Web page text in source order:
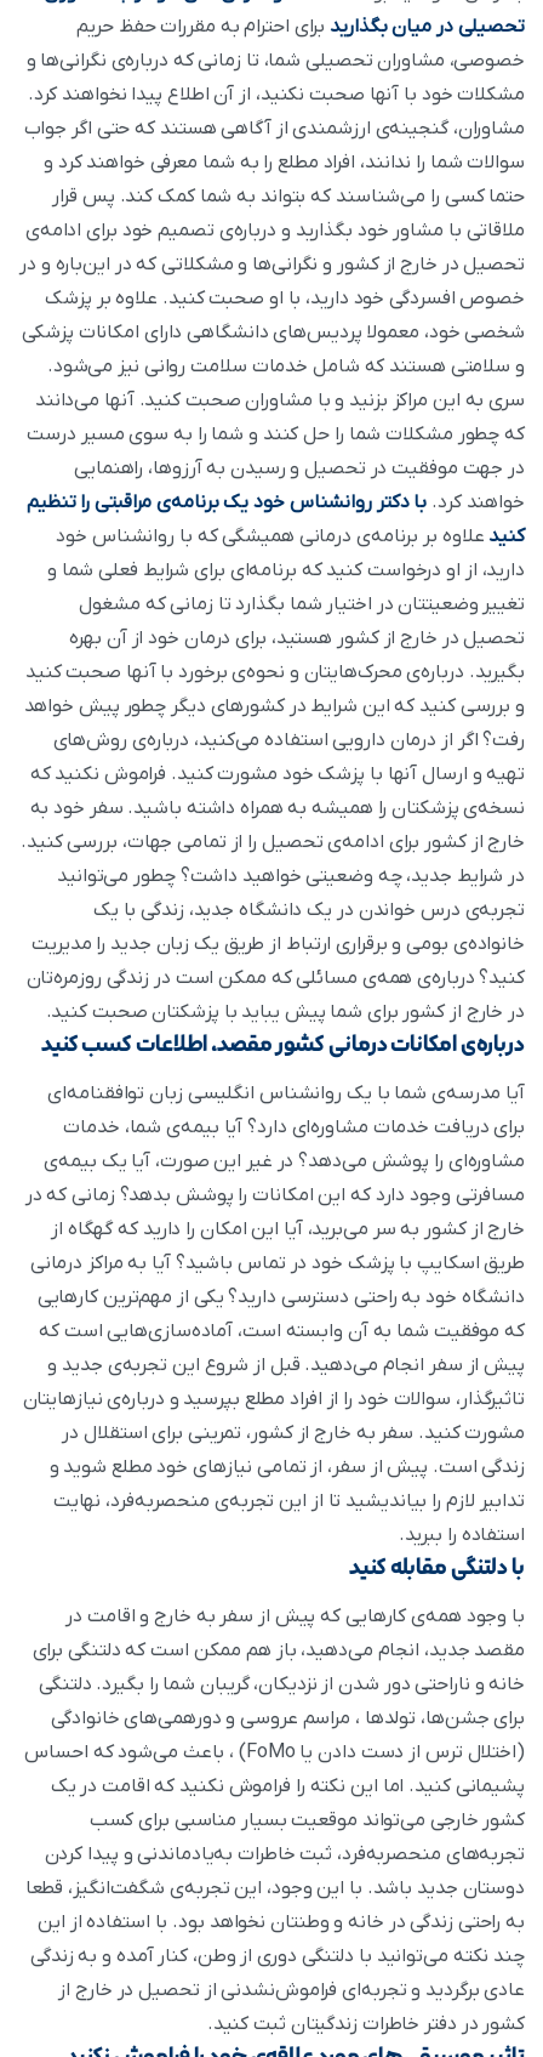
تحصیلی در میان بگذاریدبرای احترام به مقررات حفظ حریم
خصوصی، مشاوران تحصیلی شما، تا زمانی که درباره‌ی نگرانی‌ها و
مشکلات خود با آنها صحبت نکنید، از آن اطلاع پیدا نخواهند کرد.
مشاوران، گنجینه‌ی ارزشمندی از آگاهی هستند که حتی اگر جواب
سوالات شما را ندانند، افراد مطلع را به شما معرفی خواهند کرد و
حتما کسی را می‌شناسند که بتواند به شما کمک کند. پس قرار
ملاقاتی با مشاور خود بگذارید و درباره‌ی تصمیم خود برای ادامه‌ی
تحصیل در خارج از کشور و نگرانی‌ها و مشکلاتی که در این‌باره و در
خصوص افسردگی خود دارید، با او صحبت کنید. علاوه بر پزشک
شخصی خود، معمولا پردیس‌های دانشگاهی دارای امکانات پزشکی
و سلامتی هستند که شامل خدمات سلامت روانی نیز می‌شود.
سری به این مراکز بزنید و با مشاوران صحبت کنید. آنها می‌دانند
که چطور مشکلات شما را حل کنند و شما را به سوی مسیر درست
در جهت موفقیت در تحصیل و رسیدن به آرزوها، راهنمایی
خواهند کرد. با دکتر روانشناس خود یک برنامه‌ی مراقبتی را تنظیم
کنیدعلاوه بر برنامه‌ی درمانی همیشگی که با روانشناس خود
دارید، از او درخواست کنید که برنامه‌ای برای شرایط فعلی شما و
تغییر وضعیتتان در اختیار شما بگذارد تا زمانی که مشغول
تحصیل در خارج از کشور هستید، برای درمان خود از آن بهره
بگیرید. درباره‌ی محرک‌هایتان و نحوه‌ی برخورد با آنها صحبت کنید
و بررسی کنید که این شرایط در کشور‌های دیگر چطور پیش خواهد
رفت؟ اگر از درمان دارویی استفاده می‌کنید، درباره‌ی روش‌های
تهیه و ارسال آنها با پزشک خود مشورت کنید. فراموش نکنید که
نسخه‌ی پزشکتان را همیشه به همراه داشته باشید. سفر خود به
خارج از کشور برای ادامه‌ی تحصیل را از تمامی جهات، بررسی کنید.
در شرایط جدید، چه وضعیتی خواهید داشت؟ چطور می‌توانید
تجربه‌ی درس خواندن در یک دانشگاه جدید، زندگی با یک
خانواده‌ی بومی و برقراری ارتباط از طریق یک زبان جدید را مدیریت
کنید؟ درباره‌ی همه‌ی مسائلی که ممکن است در زندگی روزمره‌تان
در خارج از کشور برای شما پیش یباید با پزشکتان صحبت کنید.
درباره‌ی امکانات درمانی کشور مقصد، اطلاعات کسب کنید
آیا مدرسه‌ی شما با یک روانشناس انگلیسی زبان توافقنامه‌ای
برای دریافت خدمات مشاوره‌ای دارد؟ آیا بیمه‌ی شما، خدمات
مشاوره‌ای را پوشش می‌دهد؟ در غیر این صورت، آیا یک بیمه‌ی
مسافرتی وجود دارد که این امکانات را پوشش بدهد؟ زمانی که در
خارج از کشور به سر می‌برید، آیا این امکان را دارید که گهگاه از
طریق اسکایپ با پزشک خود در تماس باشید؟ آیا به مراکز درمانی
دانشگاه خود به راحتی دسترسی دارید؟ یکی از مهم‌ترین کارهایی
که موفقیت شما به آن وابسته است، آماده‌سازی‌هایی است که
پیش از سفر انجام می‌دهید. قبل از شروع این تجربه‌ی جدید و
تاثیر‌گذار، سوالات خود را از افراد مطلع بپرسید و درباره‌ی نیازهایتان
مشورت کنید. سفر به خارج از کشور، تمرینی برای استقلال در
زندگی است. پیش از سفر، از تمامی نیازهای خود مطلع شوید و
تدابیر لازم را بیاندیشید تا از این تجربه‌ی منحصر‌به‌فرد، نهایت
استفاده را ببرید.
با دلتنگی مقابله کنید
با وجود همه‌ی کارهایی که پیش از سفر به خارج و اقامت در
مقصد جدید، انجام می‌دهید، باز هم ممکن است که دلتنگی برای
خانه و ناراحتی دور شدن از نزدیکان، گریبان شما را بگیرد. دلتنگی
برای جشن‌ها، تولد‌ها ، مراسم عروسی و دورهمی‌های خانوادگی
(اختلال ترس از دست دادن یا FoMo) ، باعث می‌شود که احساس
پشیمانی کنید. اما این نکته را فراموش نکنید که اقامت در یک
کشور خارجی می‌تواند موقعیت بسیار مناسبی برای کسب
تجربه‌های منحصر‌به‌فرد، ثبت خاطرات به‌یادماندنی و پیدا کردن
دوستان جدید باشد. با این وجود، این تجربه‌ی شگفت‌انگیز، قطعا
به راحتی زندگی در خانه و وطنتان نخواهد بود. با استفاده از این
چند نکته می‌توانید با دلتنگی دوری از وطن، کنار آمده و به زندگی
عادی برگردید و تجربه‌ای فراموش‌نشدنی از تحصیل در خارج از
کشور در دفتر خاطرات زندگیتان ثبت کنید.